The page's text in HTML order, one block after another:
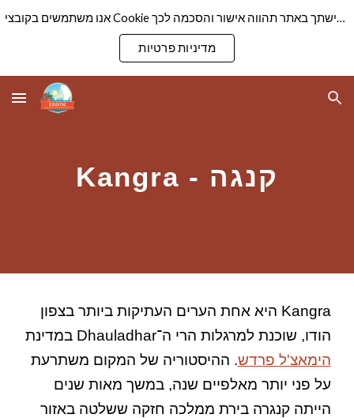
Skip to main content Skip to navigation
אנו משתמשים בקובצי Cookie כדי להבטיח שנספק לך את חוויית הגלישה הטובה ביותר באתר שלנו. המשך גלישתך באתר תהווה אישור והסכמה לכך
מדיניות פרטיות
Kangra - קנגה
Kangra היא אחת הערים העתיקות ביותר בצפון
הודו, שוכנת למרגלות הרי ה־Dhauladhar במדינת
הימאצ'ל פרדש. ההיסטוריה של המקום משתרעת
על פני יותר מאלפיים שנה, במשך מאות שנים
הייתה קנגרה בירת ממלכה חזקה ששלטה באזור